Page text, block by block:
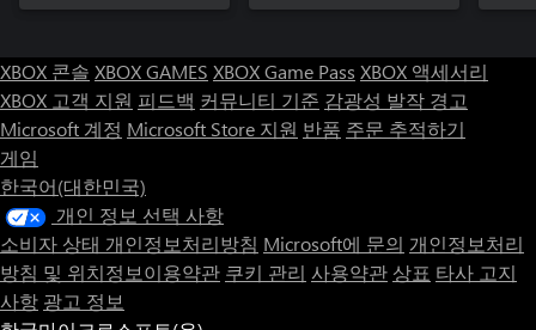
XBOX 콘솔 XBOX GAMES XBOX Game Pass XBOX 액세서리
XBOX 고객 지원 피드백 커뮤니티 기준 감광성 발작 경고
Microsoft 계정 Microsoft Store 지원 반품 주문 추적하기
게임
한국어(대한민국)
개인 정보 선택 사항
소비자 상태 개인정보처리방침 Microsoft에 문의 개인정보처리
방침 및 위치정보이용약관 쿠키 관리 사용약관 상표 타사 고지
사항 광고 정보